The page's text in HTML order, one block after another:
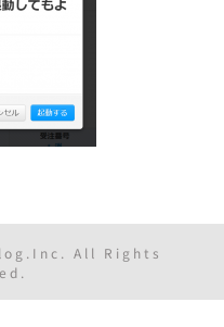
All Rights